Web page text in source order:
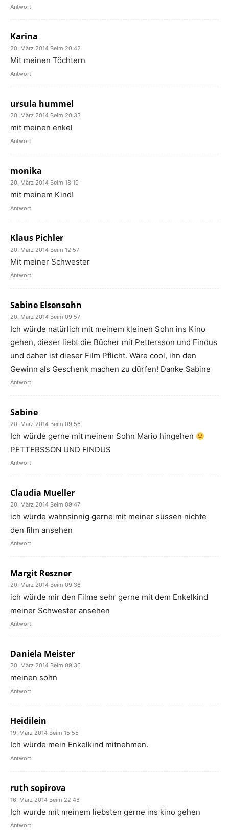
Antwort
Karina
20. März 2014 Beim 20:42
Mit meinen Töchtern
Antwort
ursula hummel
20. März 2014 Beim 20:33
mit meinen enkel
Antwort
monika
20. März 2014 Beim 18:19
mit meinem Kind!
Antwort
Klaus Pichler
20. März 2014 Beim 12:57
Mit meiner Schwester
Antwort
Sabine Elsensohn
20. März 2014 Beim 09:57
Ich würde natürlich mit meinem kleinen Sohn ins Kino
gehen, dieser liebt die Bücher mit Pettersson und Findus
und daher ist dieser Film Pflicht. Wäre cool, ihn den
Gewinn als Geschenk machen zu dürfen! Danke Sabine
Antwort
Sabine
20. März 2014 Beim 09:56
Ich würde gerne mit meinem Sohn Mario hingehen
PETTERSSON UND FINDUS
Antwort
Claudia Mueller
20. März 2014 Beim 09:47
ich würde wahnsinnig gerne mit meiner süssen nichte
den film ansehen
Antwort
Margit Reszner
20. März 2014 Beim 09:38
ich würde mir den Filme sehr gerne mit dem Enkelkind
meiner Schwester ansehen
Antwort
Daniela Meister
20. März 2014 Beim 09:36
meinen sohn
Antwort
Heidilein
19. März 2014 Beim 15:55
Ich würde mein Enkelkind mitnehmen.
Antwort
ruth sopirova
16. März 2014 Beim 22:48
Ich wurde mit meinem liebsten gerne ins kino gehen
Antwort